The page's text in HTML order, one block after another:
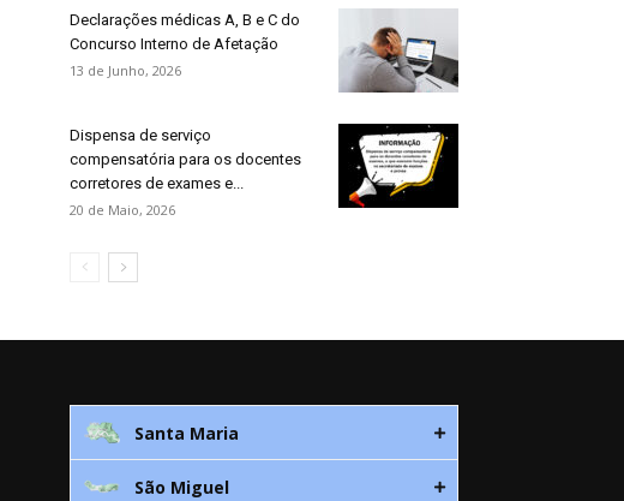
Declarações médicas A, B e C do
Concurso Interno de Afetação
13 de Junho, 2026
Dispensa de serviço
compensatória para os docentes
corretores de exames e...
20 de Maio, 2026
Santa Maria
São Miguel